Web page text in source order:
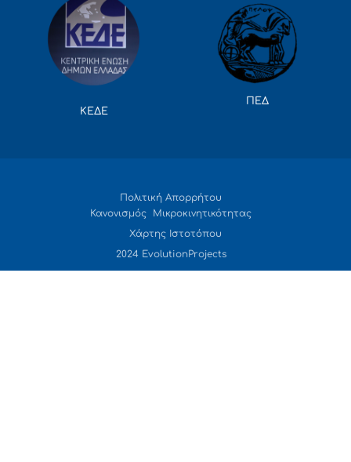
ΚΕΔΕ
ΠΕΔ
Πολιτική Απορρήτου
Κανονισμός Μικροκινητικότητας
Χάρτης Ιστοτόπου
2024 EvolutionProjects